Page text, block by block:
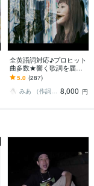
全英語詞対応♪プロヒット
曲多数★響く歌詞を届け
ます 唯一無二の歌詞、お
任せ下さい。言葉の力で
感動の歌をあなたに★
5.0 (287)
みあ （作詞 声優 英語 翻訳） 8,000 円